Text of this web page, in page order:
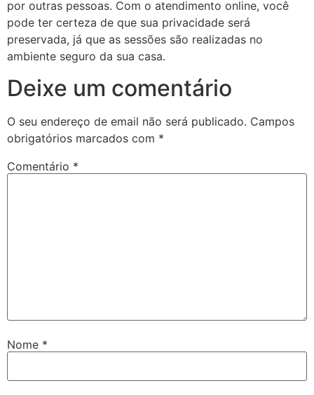
por outras pessoas. Com o atendimento online, você
pode ter certeza de que sua privacidade será
preservada, já que as sessões são realizadas no
ambiente seguro da sua casa.
Deixe um comentário
O seu endereço de email não será publicado. Campos
obrigatórios marcados com *
Comentário *
Nome *